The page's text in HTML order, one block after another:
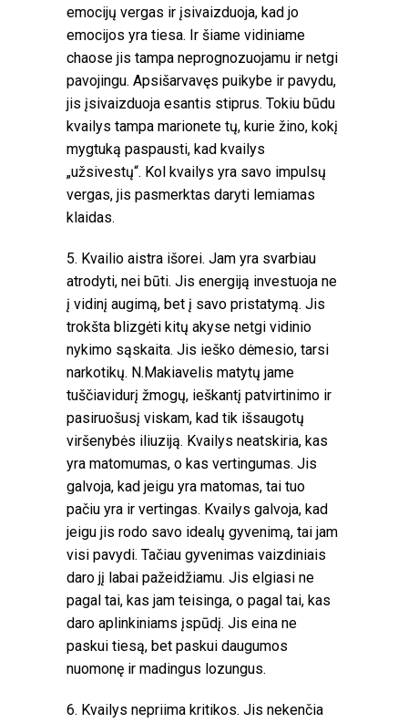
emocijų vergas ir įsivaizduoja, kad jo
emocijos yra tiesa. Ir šiame vidiniame
chaose jis tampa neprognozuojamu ir netgi
pavojingu. Apsišarvavęs puikybe ir pavydu,
jis įsivaizduoja esantis stiprus. Tokiu būdu
kvailys tampa marionete tų, kurie žino, kokį
mygtuką paspausti, kad kvailys
„užsivestų“. Kol kvailys yra savo impulsų
vergas, jis pasmerktas daryti lemiamas
klaidas.
5. Kvailio aistra išorei. Jam yra svarbiau
atrodyti, nei būti. Jis energiją investuoja ne
į vidinį augimą, bet į savo pristatymą. Jis
trokšta blizgėti kitų akyse netgi vidinio
nykimo sąskaita. Jis ieško dėmesio, tarsi
narkotikų. N.Makiavelis matytų jame
tuščiavidurį žmogų, ieškantį patvirtinimo ir
pasiruošusį viskam, kad tik išsaugotų
viršenybės iliuziją. Kvailys neatskiria, kas
yra matomumas, o kas vertingumas. Jis
galvoja, kad jeigu yra matomas, tai tuo
pačiu yra ir vertingas. Kvailys galvoja, kad
jeigu jis rodo savo idealų gyvenimą, tai jam
visi pavydi. Tačiau gyvenimas vaizdiniais
daro jį labai pažeidžiamu. Jis elgiasi ne
pagal tai, kas jam teisinga, o pagal tai, kas
daro aplinkiniams įspūdį. Jis eina ne
paskui tiesą, bet paskui daugumos
nuomonę ir madingus lozungus.
6. Kvailys nepriima kritikos. Jis nekenčia